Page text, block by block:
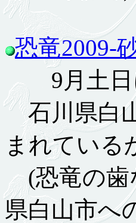
恐竜2009-
9月土日
石川県白山
まれている
(恐竜の歯
県白山市へ